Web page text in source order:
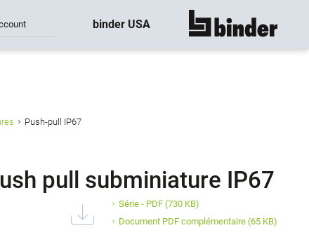
binder USA montre tout
Push-pull IP67
pull subminiature IP67
Série - PDF (730 KB)
Document PDF complémentaire (65 KB)